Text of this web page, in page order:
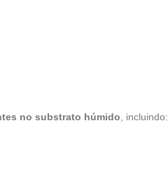
no substrato húmido , incluindo: